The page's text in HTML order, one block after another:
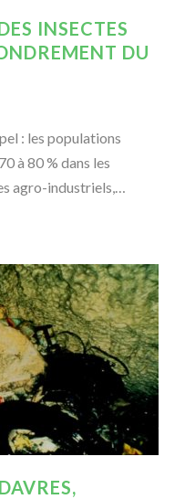
INSECTES
DU
: les populations
à 80 % dans les
agro-industriels,…